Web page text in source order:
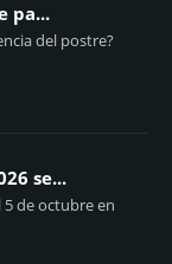
pa...
del postre?
se...
5 de octubre en